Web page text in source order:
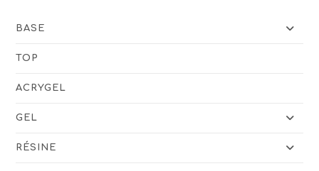
BASE
TOP
ACRYGEL
GEL
RÉSINE